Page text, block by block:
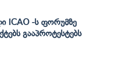
ICAO -ს Ფორუმზე
Გააპროტესტებს